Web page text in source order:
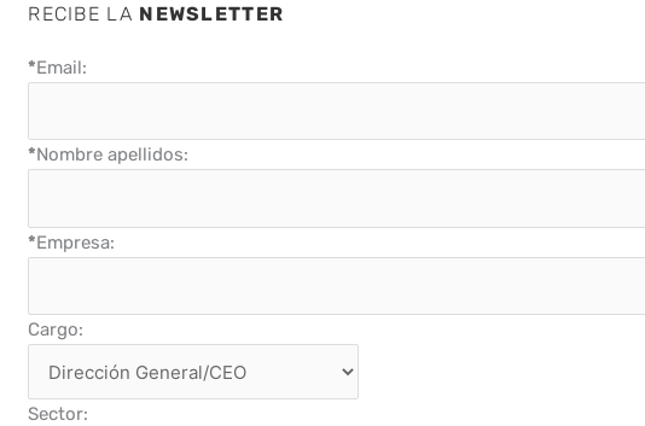
RECIBE LA NEWSLETTER
*Email:
*Nombre apellidos:
*Empresa:
Cargo:
Sector: